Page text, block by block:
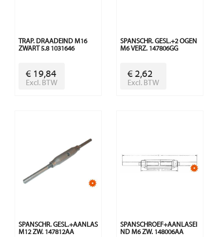
TRAP. DRAADEIND M16
ZWART 5.8 1031646
€ 19,84
Excl. BTW
SPANSCHR. GESL.+2 OGEN
M6 VERZ. 147806GG
€ 2,62
Excl. BTW
SPANSCHR. GESL.+AANLAS
M12 ZW. 147812AA
SPANSCHROEF+AANLASEI
ND M6 ZW. 148006AA